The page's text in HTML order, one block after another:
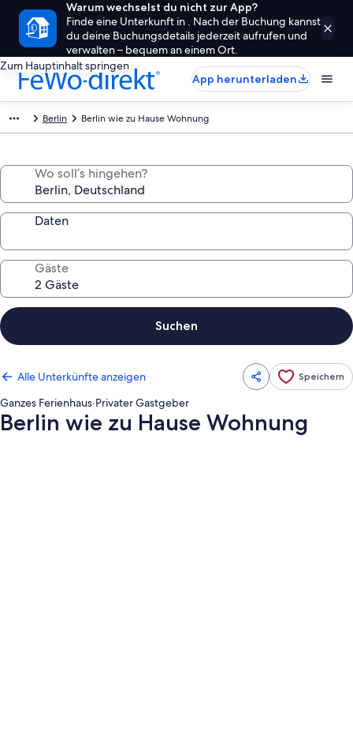
Warum wechselst du nicht zur App?
Finde eine Unterkunft in . Nach der Buchung kannst
du deine Buchungsdetails jederzeit aufrufen und
verwalten – bequem an einem Ort.
Zum Hauptinhalt springen
App herunterladen
Berlin Berlin wie zu Hause Wohnung
Wo soll’s hingehen?
Daten
Gäste
Suchen
Alle Unterkünfte anzeigen Speichern
Ganzes Ferienhaus·Privater Gastgeber
Berlin wie zu Hause Wohnung